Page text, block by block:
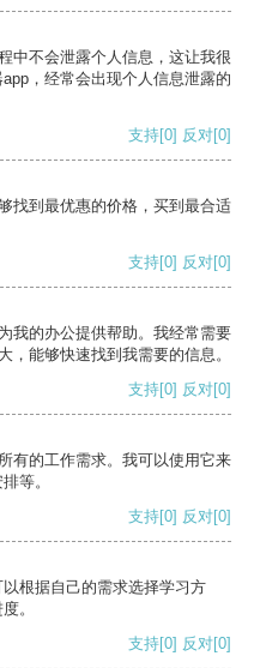
中不会泄露个人信息，这让我很
，经常会出现个人信息泄露的
支持[0] 反对[0]
找到最优惠的价格，买到最合适
支持[0] 反对[0]
我的办公提供帮助。我经常需要
，能够快速找到我需要的信息。
支持[0] 反对[0]
有的工作需求。我可以使用它来
等。
支持[0] 反对[0]
根据自己的需求选择学习方
。
支持[0] 反对[0]